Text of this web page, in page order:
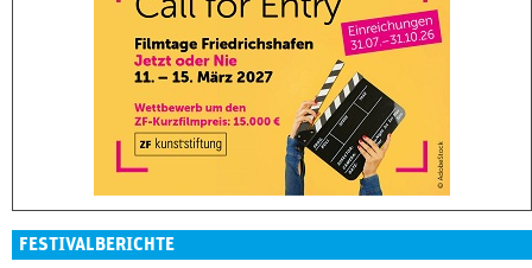
FESTIVALBERICHTE